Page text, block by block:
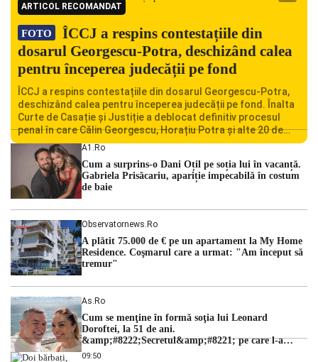
ARTICOL RECOMANDAT
FOTO
ÎCCJ a respins contestațiile din
dosarul Georgescu-Potra, deschizând calea
pentru începerea judecății pe fond
ÎCCJ a respins contestațiile din dosarul Georgescu-Potra,
deschizând calea pentru începerea judecății pe fond. Înalta
Curte de Casație și Justiție a deblocat definitiv procesul
penal în care Călin Georgescu, Horațiu Potra și alte 20 de
persoane sunt acuzați de acțiuni îndreptate împotriva
ordinii constituționale. În ședința din camera preliminară,
judecătorii de la instanța supremă au […]
A1.ro
Cum a surprins-o Dani Oțil pe soția lui în vacanță.
Gabriela Prisăcariu, apariție impecabilă în costum
de baie
Observatornews.ro
A plătit 75.000 de € pe un apartament la My Home
Residence. Coşmarul care a urmat: "Am început să
tremur"
As.ro
Cum se menţine în formă soţia lui Leonard
Doroftei, la 51 de ani.
&amp;#8222;Secretul&amp;#8221; pe care l-a
dezvăluit
09:50